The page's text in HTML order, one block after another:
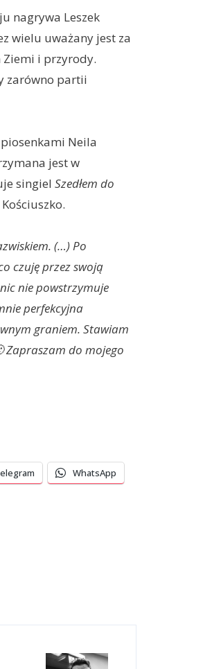
nagrywa Leszek
wielu uważany jest za
i przyrody.
zarówno partii
Neila
jest w
singiel Szedłem do
(…) Po
czuję przez swoją
nie powstrzymuje
perfekcyjna
graniem. Stawiam
Zapraszam do mojego
WhatsApp